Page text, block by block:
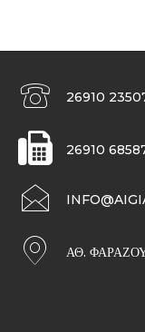
26910
26910
ΑΘ.